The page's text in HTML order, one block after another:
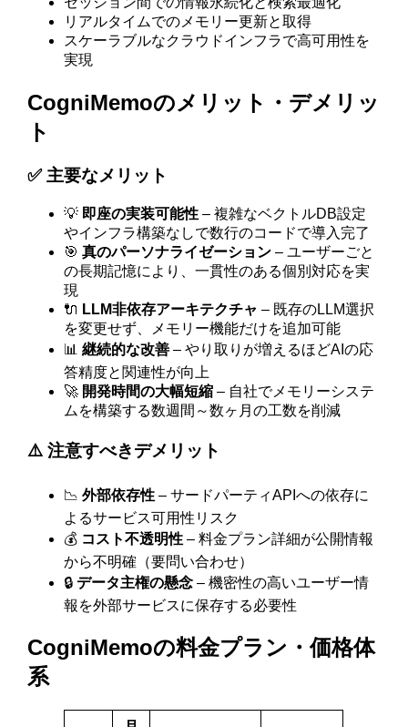
リアルタイムでのメモリー更新と取得
スケーラブルなクラウドインフラで高可用性を
実現
CogniMemoのメリット・デメリッ
ト
✅ 主要なメリット
💡 即座の実装可能性 – 複雑なベクトルDB設定
やインフラ構築なしで数行のコードで導入完了
🎯真のパーソナライゼーション – ユーザーごと
の長期記憶により、一貫性のある個別対応を実
現
🔌 LLM非依存アーキテクチャ – 既存のLLM選択
を変更せず、メモリー機能だけを追加可能
📊継続的な改善 – やり取りが増えるほどAIの応
答精度と関連性が向上
🚀 開発時間の大幅短縮 – 自社でメモリーシステ
ムを構築する数週間～数ヶ月の工数を削減
⚠️ 注意すべきデメリット
📉外部依存性 – サードパーティAPIへの依存に
よるサービス可用性リスク
💰 コスト不透明性 – 料金プラン詳細が公開情報
から不明確（要問い合わせ）
🔒データ主権の懸念 – 機密性の高いユーザー情
報を外部サービスに保存する必要性
CogniMemoの料金プラン・価格体
系